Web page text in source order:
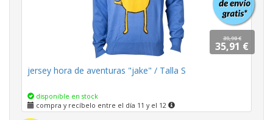
39,90 €
35,91 €
jersey hora de aventuras "jake" / Talla S
disponible en stock
compra y recíbelo entre el día 11 y el 12